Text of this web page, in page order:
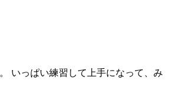
いっぱい練習して上手になって、み